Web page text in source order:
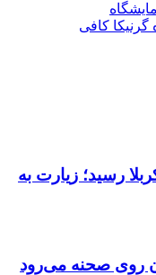
گرنیکا کافی
رسید؛ زیارت به
روی صحنه می‌رود